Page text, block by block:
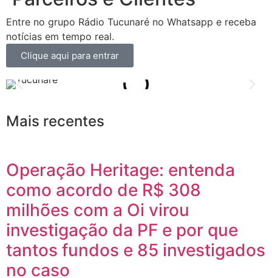
Entre no grupo Rádio Tucunaré no Whatsapp e receba
notícias em tempo real.
Clique aqui para entrar
Mais recentes
Operação Heritage: entenda
como acordo de R$ 308
milhões com a Oi virou
investigação da PF e por que
tantos fundos e 85 investigados
no caso